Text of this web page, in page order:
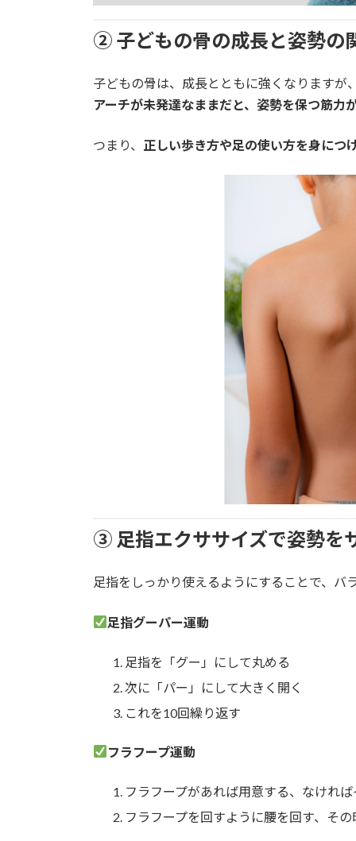
② 子どもの骨の成長と姿勢の
子どもの骨は、成長とともに強くなりますが
アーチが未発達なままだと、姿勢を保つ筋力
つまり、 正しい歩き方や足の使い方を身につ
③ 足指エクササイズで姿勢を
足指をしっかり使えるようにすることで、バ
足指グーパー運動
足指を「グー」にして丸める
次に「パー」にして大きく開く
これを10回繰り返す
フラフープ運動
フラフープがあれば用意する、なけれ
フラフープを回すように腰を回す、そ